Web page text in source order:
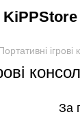
KiPPStore
ігрові
За